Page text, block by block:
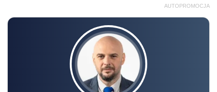
AUTOPROMOCJA